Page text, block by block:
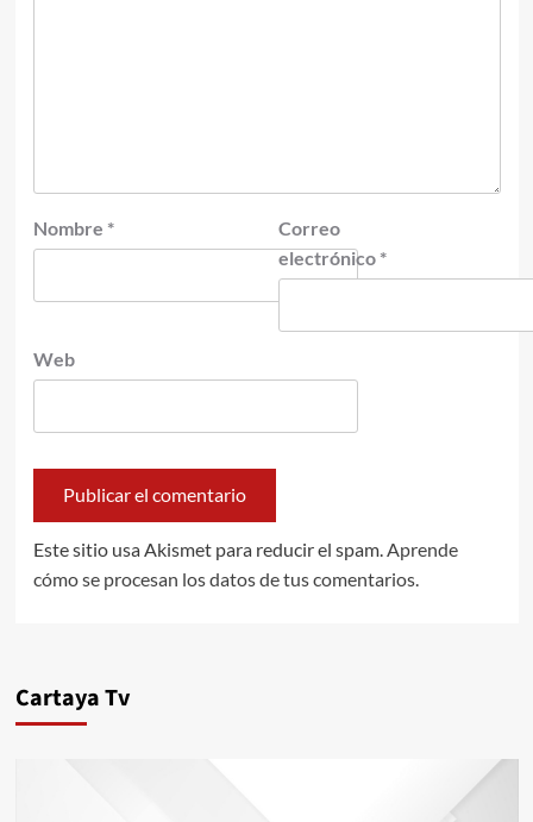
Nombre *
Correo
electrónico *
Web
Este sitio usa Akismet para reducir el spam. Aprende
cómo se procesan los datos de tus comentarios.
Cartaya Tv